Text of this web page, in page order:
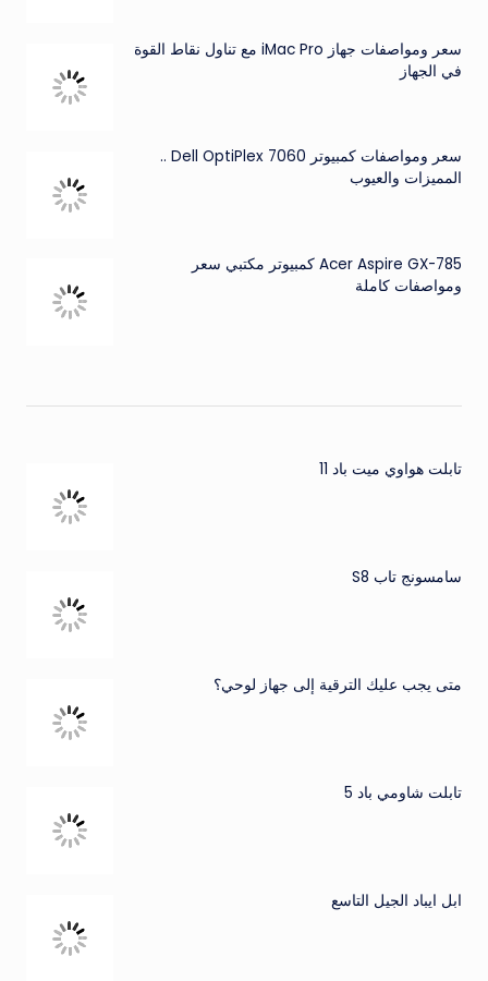
سعر ومواصفات جهاز iMac Pro مع تناول نقاط القوة
في الجهاز
سعر ومواصفات كمبيوتر Dell OptiPlex 7060 ..
المميزات والعيوب
Acer Aspire GX-785 كمبيوتر مكتبي سعر
ومواصفات كاملة
تابلت هواوي ميت باد 11
سامسونج تاب S8
متى يجب عليك الترقية إلى جهاز لوحي؟
تابلت شاومي باد 5
ابل ايباد الجيل التاسع